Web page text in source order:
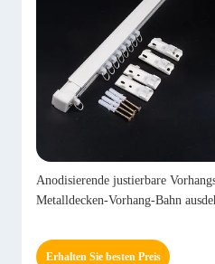
Anodisierende justierbare
Metalldecken-Vorhang-Bahn
Erhalten Sie besten Preis